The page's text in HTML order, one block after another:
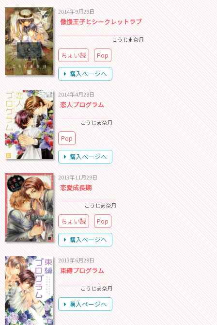
2014年9月29日
傲慢王子とシークレットラブ
こうじま奈月
ちょい読
Pop
購入ページへ
2014年4月28日
恋人プログラム
こうじま奈月
Pop
購入ページへ
2013年11月29日
恋愛成長期
こうじま奈月
ちょい読
Pop
購入ページへ
2013年6月29日
束縛プログラム
こうじま奈月
購入ページへ